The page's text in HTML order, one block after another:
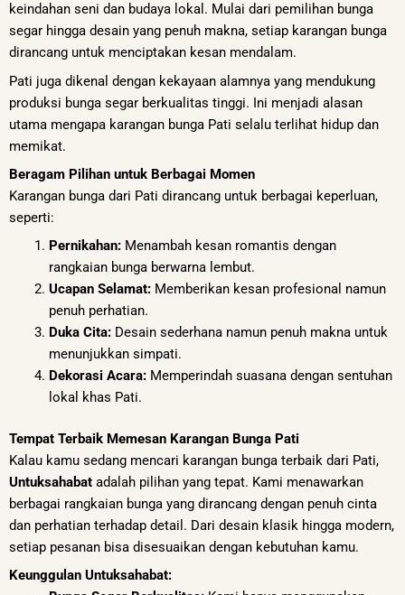
keindahan seni dan budaya lokal. Mulai dari pemilihan bunga
segar hingga desain yang penuh makna, setiap karangan bunga
dirancang untuk menciptakan kesan mendalam.
Pati juga dikenal dengan kekayaan alamnya yang mendukung
produksi bunga segar berkualitas tinggi. Ini menjadi alasan
utama mengapa karangan bunga Pati selalu terlihat hidup dan
memikat.
Beragam Pilihan untuk Berbagai Momen
Karangan bunga dari Pati dirancang untuk berbagai keperluan,
seperti:
Pernikahan:Menambah kesan romantis dengan
rangkaian bunga berwarna lembut.
Ucapan Selamat:Memberikan kesan profesional namun
penuh perhatian.
Duka Cita:Desain sederhana namun penuh makna untuk
menunjukkan simpati.
Dekorasi Acara:Memperindah suasana dengan sentuhan
lokal khas Pati.
Tempat Terbaik Memesan Karangan Bunga Pati
Kalau kamu sedang mencari karangan bunga terbaik dari Pati,
Untuksahabat adalah pilihan yang tepat. Kami menawarkan
berbagai rangkaian bunga yang dirancang dengan penuh cinta
dan perhatian terhadap detail. Dari desain klasik hingga modern,
setiap pesanan bisa disesuaikan dengan kebutuhan kamu.
Keunggulan Untuksahabat: